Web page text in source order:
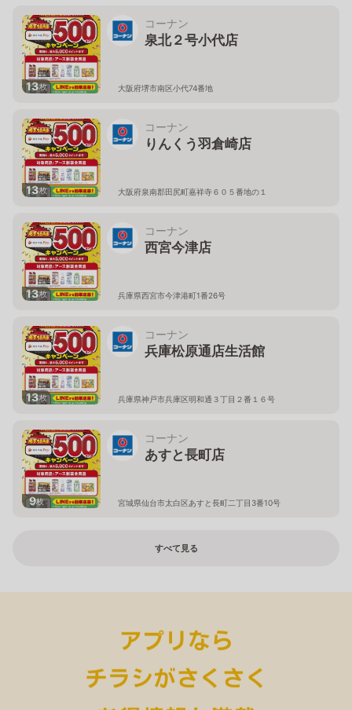
13枚
コーナン
泉北２号小代店
大阪府堺市南区小代74番地
13枚
コーナン
りんくう羽倉崎店
大阪府泉南郡田尻町嘉祥寺６０５番地の１
13枚
コーナン
西宮今津店
兵庫県西宮市今津港町1番26号
13枚
コーナン
兵庫松原通店生活館
兵庫県神戸市兵庫区明和通３丁目２番１６号
9枚
コーナン
あすと長町店
宮城県仙台市太白区あすと長町二丁目3番10号
すべて見る